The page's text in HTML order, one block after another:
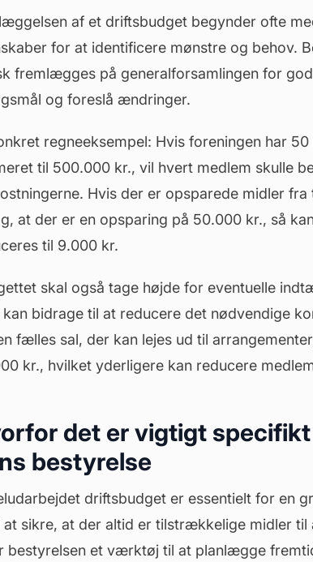
af et driftsbudget begynder ofte
for at identificere mønstre og behov.
fremlægges på generalforsamlingen for
og foreslå ændringer.
regneeksempel: Hvis foreningen har
til 500.000 kr., vil hvert medlem skulle
Hvis der er opsparede midler
at der er en opsparing på 50.000 kr., så
til 9.000 kr.
skal også tage højde for eventuelle
kan bidrage til at reducere det nødvendige
fælles sal, der kan lejes ud til
kr., hvilket yderligere kan reducere
det er vigtigt
bestyrelse
driftsbudget er essentielt for en
at sikre, at der altid er tilstrækkelige midler
bestyrelsen et værktøj til at planlægge